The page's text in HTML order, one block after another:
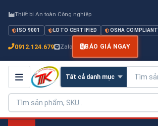
Thiết bị An toàn Công nghiệp
ISO 9001 LOTO CERTIFIED OSHA COMPLIANT
0912.124.679 Zalo BÁO GIÁ NGAY